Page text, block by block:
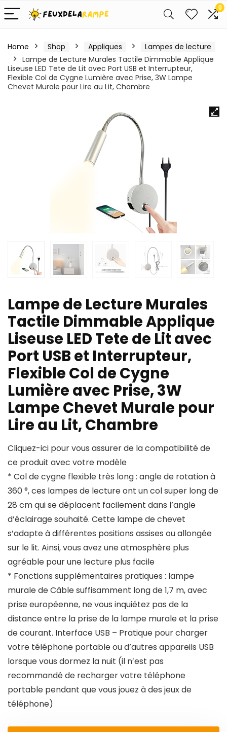
0
Home Shop Appliques
Lampes de lecture
Lampe de Lecture Murales Tactile Dimmable Applique
Liseuse LED Tete de Lit avec Port USB et Interrupteur,
Flexible Col de Cygne Lumière avec Prise, 3W Lampe
Chevet Murale pour Lire au Lit, Chambre
Lampe de Lecture Murales
Tactile Dimmable Applique
Liseuse LED Tete de Lit avec
Port USB et Interrupteur,
Flexible Col de Cygne
Lumière avec Prise, 3W
Lampe Chevet Murale pour
Lire au Lit, Chambre
Cliquez-ici pour vous assurer de la compatibilité de
ce produit avec votre modèle
* Col de cygne flexible très long : angle de rotation à
360 °, ces lampes de lecture ont un col super long de
28 cm qui se déplacent facilement dans l’angle
d’éclairage souhaité. Cette lampe de chevet
s’adapte à différentes positions assises ou allongée
sur le lit. Ainsi, vous avez une atmosphère plus
agréable pour une lecture plus facile
* Fonctions supplémentaires pratiques : lampe
murale de Câble suffisamment long de 1,7 m, avec
prise européenne, ne vous inquiétez pas de la
distance entre la prise de la lampe murale et la prise
de courant. Interface USB – Pratique pour charger
votre téléphone portable ou d’autres appareils USB
lorsque vous dormez la nuit (il n’est pas
recommandé de recharger votre téléphone
portable pendant que vous jouez à des jeux de
téléphone)